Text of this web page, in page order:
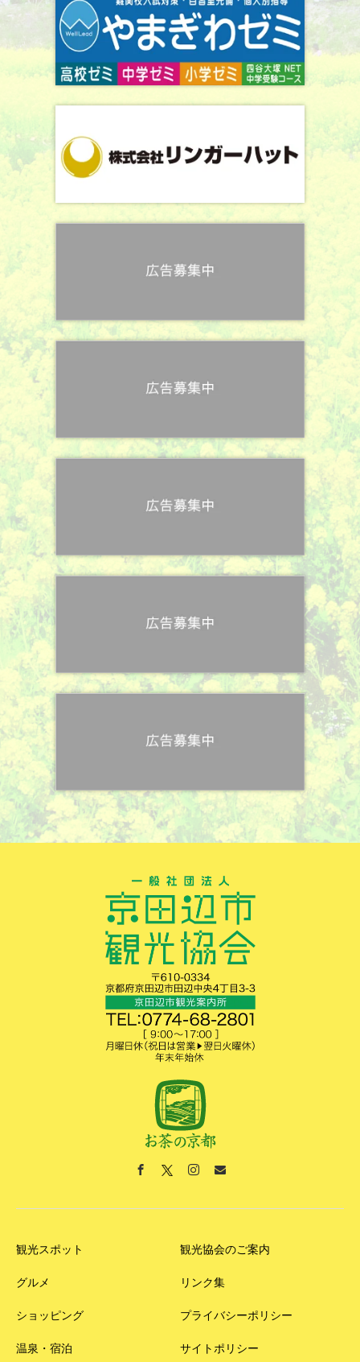
観光スポット
グルメ
ショッピング
温泉・宿泊
観光協会のご案内
リンク集
プライバシーポリシー
サイトポリシー